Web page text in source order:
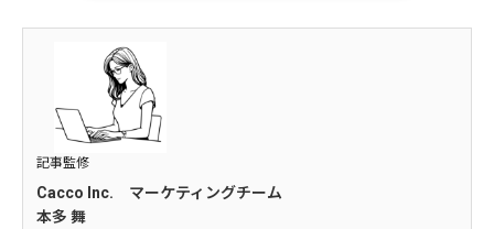
記事監修
Cacco Inc. マーケティングチーム
本多 舞